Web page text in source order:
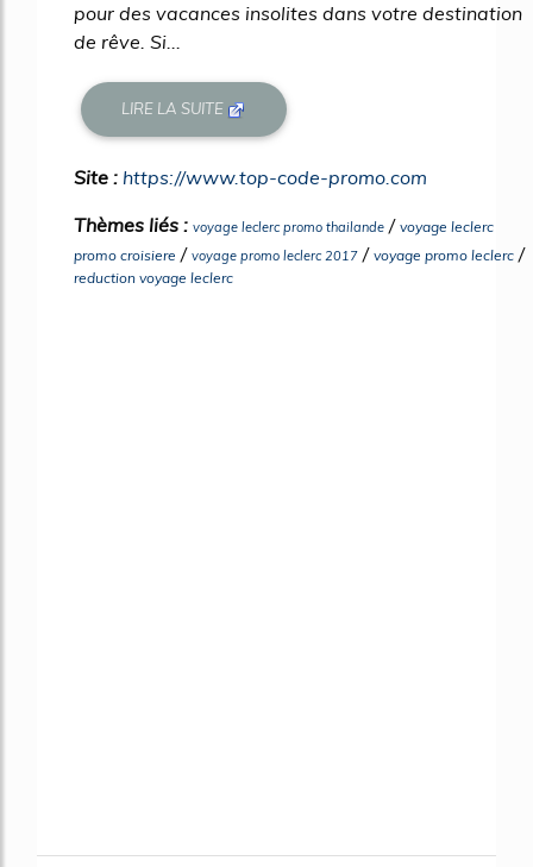
pour des vacances insolites dans votre destination
de rêve. Si...
LIRE LA SUITE
Site : https://www.top-code-promo.com
Thèmes liés : voyage leclerc promo thailande / voyage leclerc
promo croisiere / voyage promo leclerc 2017 / voyage promo leclerc /
reduction voyage leclerc